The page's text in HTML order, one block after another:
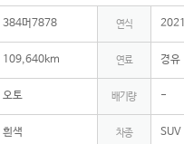
384머7878 연식
109,640km 연료 경유
오토 배기량 -
흰색 차종 SUV